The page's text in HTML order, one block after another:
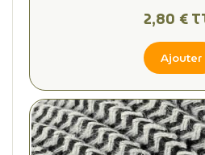
2,80 €
Ajouter